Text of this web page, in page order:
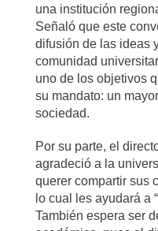
una institución
Señaló que este
difusión de las ideas
comunidad
uno de los objetivos
su mandato: un
sociedad.
Por su parte, el
agradeció a la
querer compartir sus
lo cual les ayudará a
También espera ser